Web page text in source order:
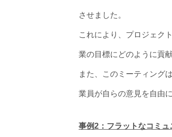
させました。
これにより、プロジェク
業の目標にどのように貢
また、このミーティング
業員が自らの意見を自由
事例2：フラットなコミ